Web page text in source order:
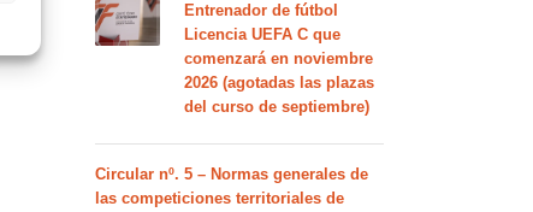
Entrenador de fútbol
Licencia UEFA C que
comenzará en noviembre
2026 (agotadas las plazas
del curso de septiembre)
Circular nº. 5 – Normas generales de
las competiciones territoriales de